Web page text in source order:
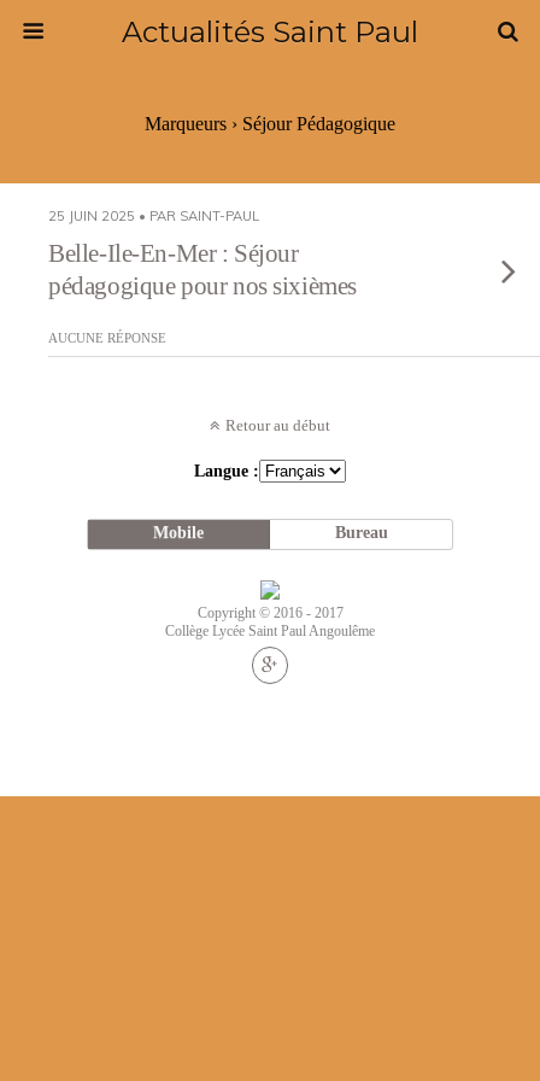
Actualités Saint Paul
Marqueurs › Séjour Pédagogique
25 JUIN 2025 • PAR SAINT-PAUL
Belle-Ile-En-Mer : Séjour
pédagogique pour nos sixièmes
AUCUNE RÉPONSE
Retour au début
Langue :
Mobile Bureau
Copyright © 2016 - 2017
Collège Lycée Saint Paul Angoulême